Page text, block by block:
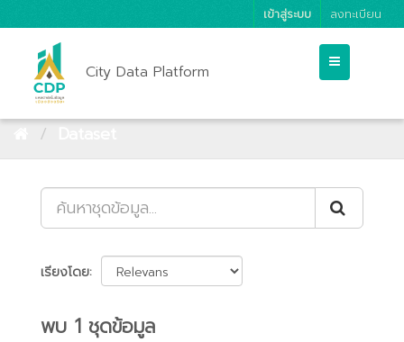
เข้าสู่ระบบ ลงทะเบียน
City Data Platform
เรียงโดย
พบ 1 ชุดข้อมูล